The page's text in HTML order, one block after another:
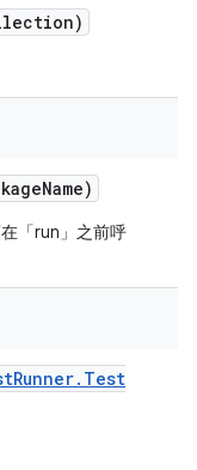
Name)
「run」之前呼
Runner. Test